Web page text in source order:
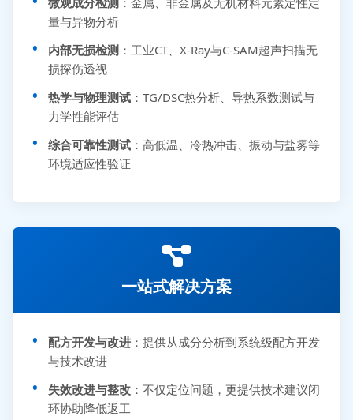
量与异物分析
内部无损检测 ：工业CT、X-Ray与C-SAM超声扫描无
损探伤透视
热学与物理测试 ：TG/DSC热分析、导热系数测试与
力学性能评估
综合可靠性测试 ：高低温、冷热冲击、振动与盐雾等
环境适应性验证
一站式解决方案
配方开发与改进 ：提供从成分分析到系统级配方开发
与技术改进
失效改进与整改 ：不仅定位问题，更提供技术建议闭
环协助降低返工